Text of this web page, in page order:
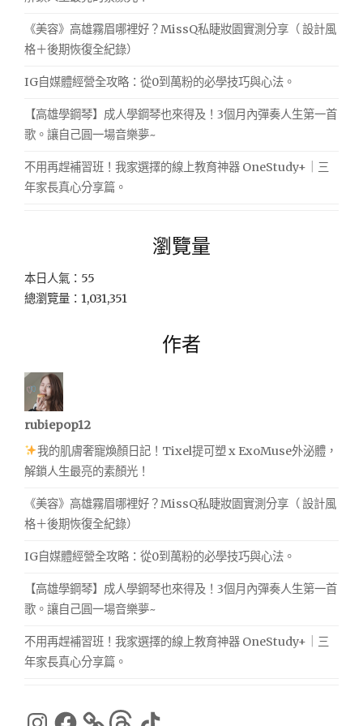
《美容》高雄霧眉哪裡好？MissQ私睫妝園實測分享（ 設計風
格＋後期恢復全紀錄）
IG自媒體經營全攻略：從0到萬粉的必學技巧與心法。
【高雄學鋼琴】成人學鋼琴也來得及！3個月內彈奏人生第一首
歌。讓自己圓一場音樂夢~
不用再趕補習班！我家選擇的線上教育神器 OneStudy+｜三
年家長真心分享篇。
瀏覽量
本日人氣：55
總瀏覽量：1,031,351
作者
rubiepop12
我的肌膚奢寵煥顏日記！Tixel提可塑 x ExoMuse外泌體，
解鎖人生最亮的素顏光！
《美容》高雄霧眉哪裡好？MissQ私睫妝園實測分享（ 設計風
格＋後期恢復全紀錄）
IG自媒體經營全攻略：從0到萬粉的必學技巧與心法。
【高雄學鋼琴】成人學鋼琴也來得及！3個月內彈奏人生第一首
歌。讓自己圓一場音樂夢~
不用再趕補習班！我家選擇的線上教育神器 OneStudy+｜三
年家長真心分享篇。
Instagram
Facebook ThreadsTikTok